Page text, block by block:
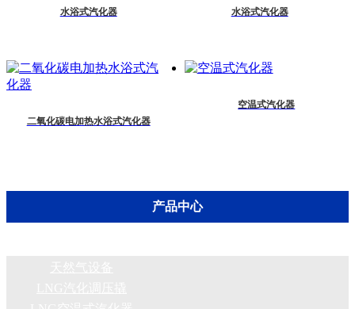
水浴式汽化器 水浴式汽化器
二氧化碳电加热水浴式汽化器
空温式汽化器
产品中心